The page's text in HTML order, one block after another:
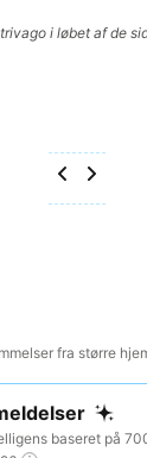
i løbet af de
fra større
baseret på